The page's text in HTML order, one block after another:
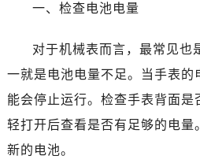
一、检查电池电量
对于机械表而言，最常见也
一就是电池电量不足。当手表的
能会停止运行。检查手表背面是
轻打开后查看是否有足够的电量
新的电池。